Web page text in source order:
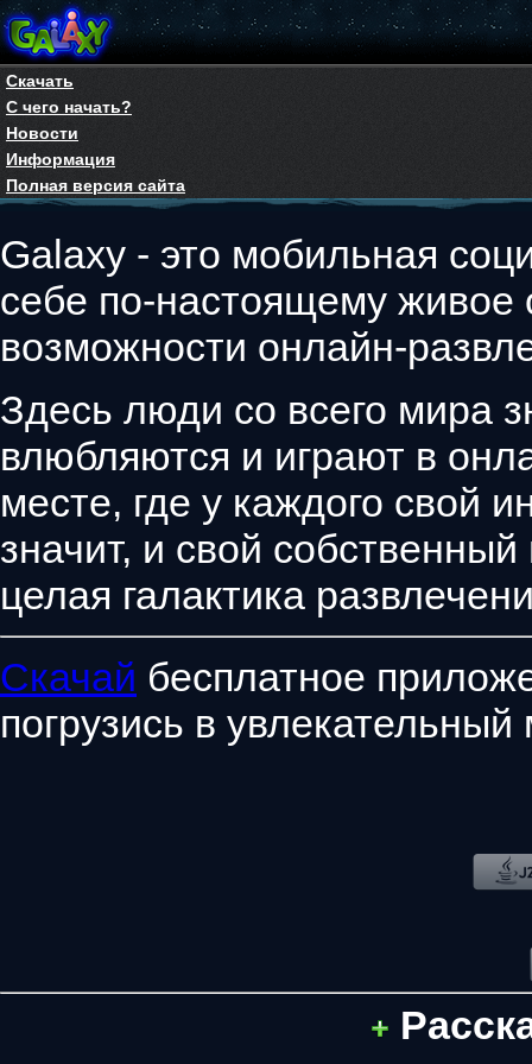
Скачать
С чего начать?
Новости
Информация
Полная версия сайта
Galaxy - это мобильная
себе по-настоящему
возможности онлайн-
Здесь люди со всего мира
влюбляются и играют в
месте, где у каждого свой
значит, и свой
целая галактика
Скачай бесплатное
погрузись в